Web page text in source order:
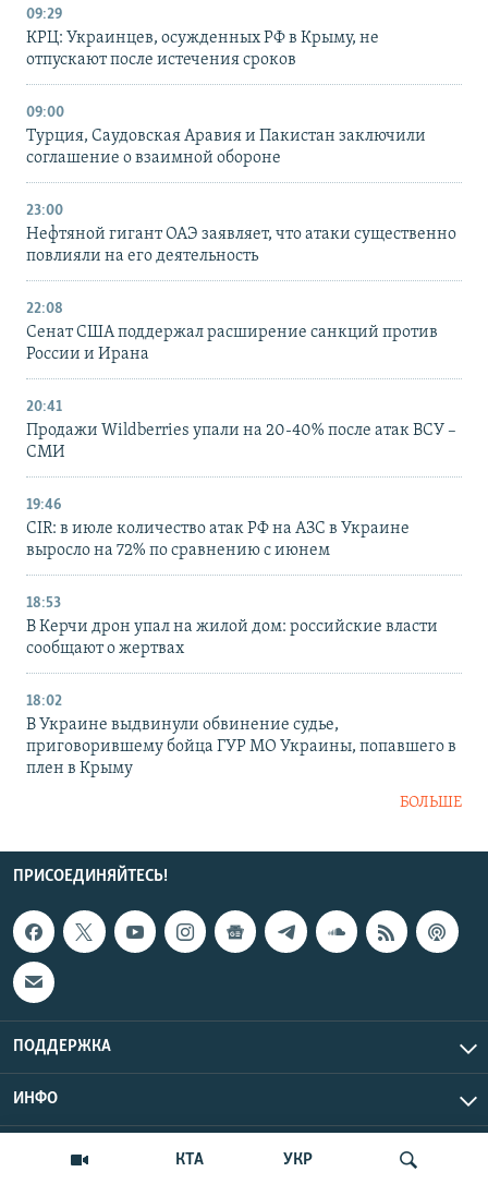
КТА УКР
09:29
КРЦ: Украинцев, осужденных РФ в Крыму, не
отпускают после истечения сроков
09:00
Турция, Саудовская Аравия и Пакистан заключили
соглашение о взаимной обороне
23:00
Нефтяной гигант ОАЭ заявляет, что атаки существенно
повлияли на его деятельность
22:08
Сенат США поддержал расширение санкций против
России и Ирана
20:41
Продажи Wildberries упали на 20-40% после атак ВСУ –
СМИ
19:46
CIR: в июле количество атак РФ на АЗС в Украине
выросло на 72% по сравнению с июнем
18:53
В Керчи дрон упал на жилой дом: российские власти
сообщают о жертвах
18:02
В Украине выдвинули обвинение судье,
приговорившему бойца ГУР МО Украины, попавшего в
плен в Крыму
БОЛЬШЕ
ПРИСОЕДИНЯЙТЕСЬ!
ПОДДЕРЖКА
ИНФО
Copyright Крым.Реалии, 2026 | Все права защищены.
UTC+3